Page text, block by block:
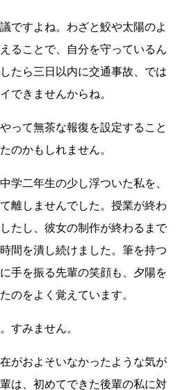
ですよね。わざと鮫や太陽のよ
ることで、自分を守っているん
たら三日以内に交通事故、では
できませんからね。
って無茶な報復を設定すること
のかもしれません。
学二年生の少し浮ついた私を、
離しませんでした。授業が終わ
たし、彼女の制作が終わるまで
間を潰し続けました。筆を持つ
手を振る先輩の笑顔も、夕陽を
のをよく覚えています。
すみません。
がおよそいなかったような気が
は、初めてできた後輩の私に対